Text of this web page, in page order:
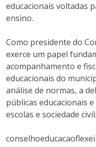
educacionais voltadas
ensino.
Como presidente do
exerce um papel
acompanhamento e
educacionais do
análise de normas, a
públicas educacionais
escolas e sociedade civil.